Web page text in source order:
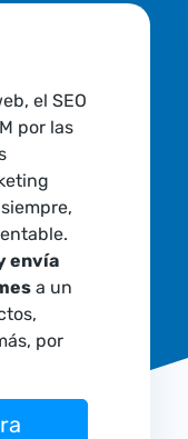
el SEO
por las
envía
a un
por